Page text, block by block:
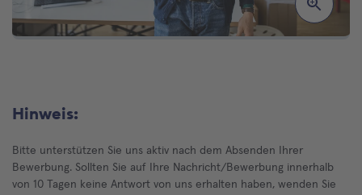
Hinweis:
Bitte unterstützen Sie uns aktiv nach dem Absenden Ihrer
Bewerbung. Sollten Sie auf Ihre Nachricht/Bewerbung innerhalb
von 10 Tagen keine Antwort von uns erhalten haben, wenden Sie